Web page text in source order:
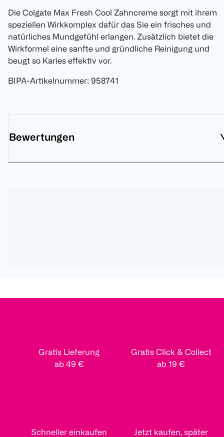
Die Colgate Max Fresh Cool Zahncreme sorgt mit ihrem
speziellen Wirkkomplex dafür das Sie ein frisches und
natürliches Mundgefühl erlangen. Zusätzlich bietet die
Wirkformel eine sanfte und gründliche Reinigung und
beugt so Karies effektiv vor.
BIPA-Artikelnummer: 958741
Bewertungen
Gratis Lieferung
ab 49 €
Gratis Click & Collect
ab 19 €
Schneller einkaufen
Jetzt kaufen, später